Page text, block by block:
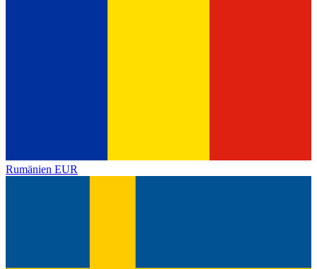
Rumänien EUR